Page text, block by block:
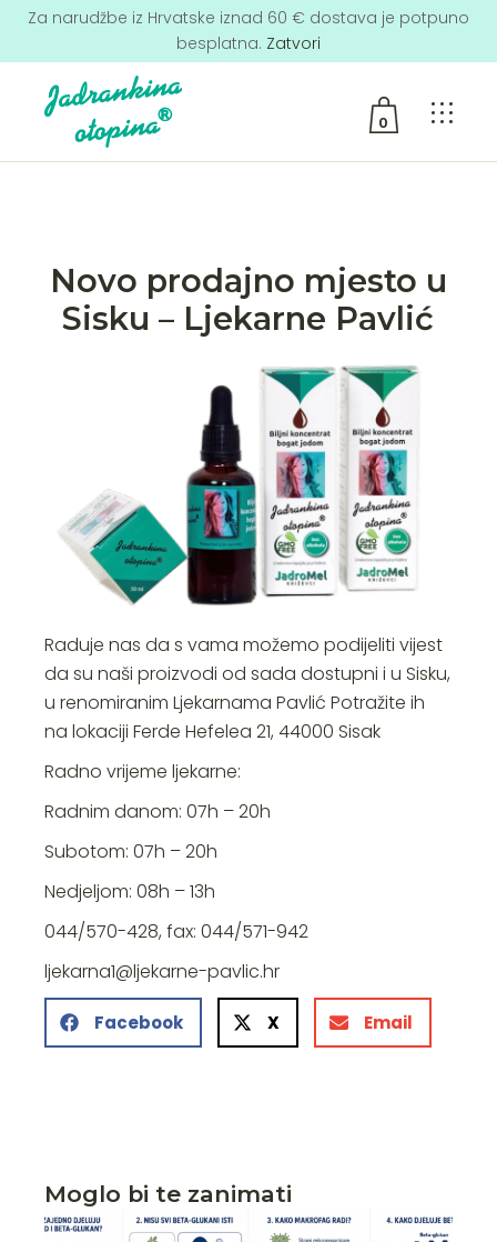
Za narudžbe iz Hrvatske iznad 60 € dostava je potpuno
besplatna. Zatvori
0
Novo prodajno mjesto u
Sisku – Ljekarne Pavlić
Raduje nas da s vama možemo podijeliti vijest
da su naši proizvodi od sada dostupni i u Sisku,
u renomiranim Ljekarnama Pavlić Potražite ih
na lokaciji Ferde Hefelea 21, 44000 Sisak
Radno vrijeme ljekarne:
Radnim danom: 07h – 20h
Subotom: 07h – 20h
Nedjeljom: 08h – 13h
044/570-428, fax: 044/571-942
ljekarna1@ljekarne-pavlic.hr
Facebook X Email
Moglo bi te zanimati